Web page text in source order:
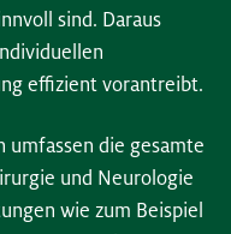
sind. Daraus
effizient vorantreibt.
umfassen die gesamte
und Neurologie
wie zum Beispiel